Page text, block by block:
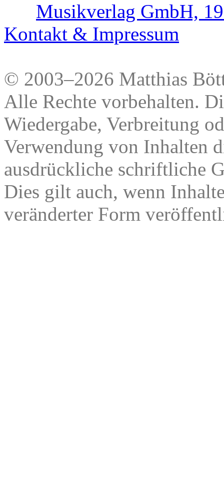
Musikverlag GmbH,
Kontakt & Impressum
© 2003–2026 Matthias
Alle Rechte vorbehalten.
Wiedergabe, Verbreitung
Verwendung von Inhalten
ausdrückliche schriftliche
Dies gilt auch, wenn
veränderter Form